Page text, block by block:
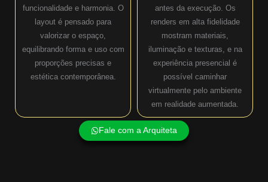
funcionalidade e harmonia. O
layout é pensado para
valorizar o espaço,
equilibrando forma e uso com
proporções precisas e
estética contemporânea.
antes da execução. Os
renders em alta fidelidade
mostram materiais,
iluminação e texturas, e na
experiência presencial é
possível caminhar
virtualmente pelo ambiente
em realidade aumentada.
Fale com a Arquiteta